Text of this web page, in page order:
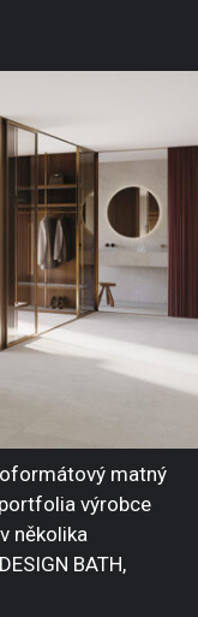
matný
výrobce
několika
BATH,